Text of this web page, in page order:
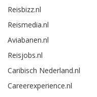
Reisbizz.nl
Reismedia.nl
Aviabanen.nl
Reisjobs.nl
Caribisch Nederland.nl
Careerexperience.nl